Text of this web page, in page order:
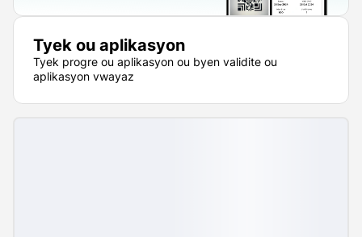
Tyek ou aplikasyon
Tyek progre ou aplikasyon ou byen validite ou
aplikasyon vwayaz